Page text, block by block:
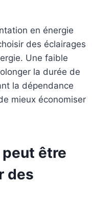
en énergie
des éclairages
Une faible
la durée de
la dépendance
mieux économiser
peut être
des